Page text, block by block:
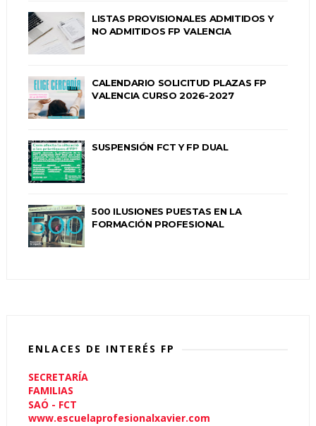
LISTAS PROVISIONALES ADMITIDOS Y
NO ADMITIDOS FP VALENCIA
CALENDARIO SOLICITUD PLAZAS FP
VALENCIA CURSO 2026-2027
SUSPENSIÓN FCT Y FP DUAL
500 ILUSIONES PUESTAS EN LA
FORMACIÓN PROFESIONAL
ENLACES DE INTERÉS FP
SECRETARÍA
FAMILIAS
SAÓ - FCT
www.escuelaprofesionalxavier.com